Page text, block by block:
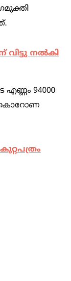
വിട്ടു നൽകി
94000
കൊറോണ